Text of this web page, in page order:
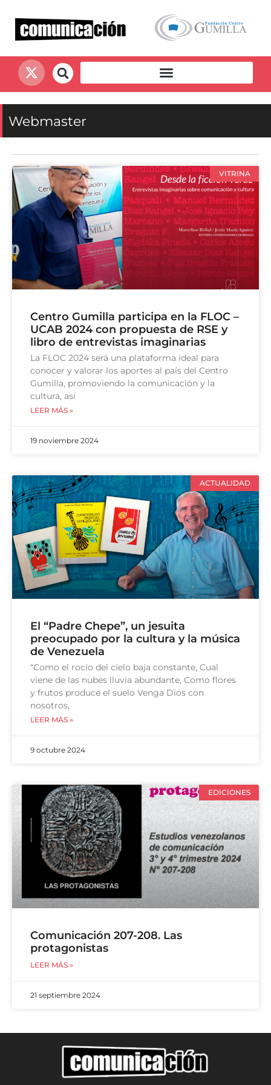
Webmaster
VITRINA
Centro Gumilla participa en la FLOC –
UCAB 2024 con propuesta de RSE y
libro de entrevistas imaginarias
La FLOC 2024 será una plataforma ideal para
conocer y valorar los aportes al país del Centro
Gumilla, promoviendo la comunicación y la
cultura, así
LEER MÁS »
19 noviembre 2024
ACTUALIDAD
El “Padre Chepe”, un jesuita
preocupado por la cultura y la música
de Venezuela
“Como el rocío del cielo baja constante, Cual
viene de las nubes lluvia abundante, Como flores
y frutos produce el suelo Venga Dios con
nosotros,
LEER MÁS »
9 octubre 2024
EDICIONES
Comunicación 207-208. Las
protagonistas
LEER MÁS »
21 septiembre 2024